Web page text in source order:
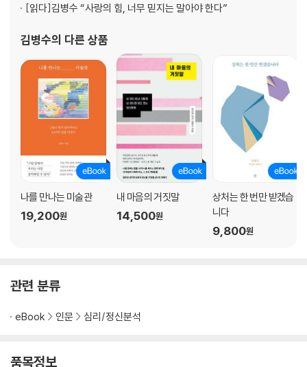
두 번째 마음공부 : 번아웃, 우선순위가 없는 삶은 나를 배신한다
번아웃에 빠진 이의 불길한 소망
역기능적 완벽주의를 경계하라
열정은 언제 위험해지는가
워킹맘의 껍질과 굴레
경쟁이 싫다면 지금 불안한 것
미래를 위한 지금의 희생에 대하여
인정 욕구를 인정하라
왜 이기고 싶은지 알아야 하는 이유
증거 중독에서 벗어나고 싶다면
목표를 향해 폭주하지 않으려면
고 실
[읽다]김병수 “사랑의 힘, 너무 믿지는 말아야 한다”
김병수의 다른 상품
나를 만나는 미술관
19,200원
내 마음의 거짓말
14,500원
상처는 한 번만 받겠습
니다
9,800원
관련 분류
eBook 인문 심리/정신분석
품목정보